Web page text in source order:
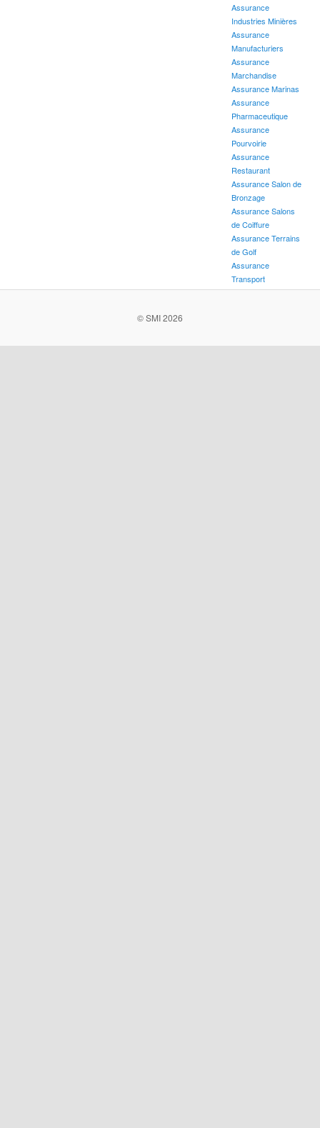
Assurance
Industries Minières
Assurance
Manufacturiers
Assurance
Marchandise
Assurance Marinas
Assurance
Pharmaceutique
Assurance
Pourvoirie
Assurance
Restaurant
Assurance Salon de
Bronzage
Assurance Salons
de Coiffure
Assurance Terrains
de Golf
Assurance
Transport
© SMI 2026